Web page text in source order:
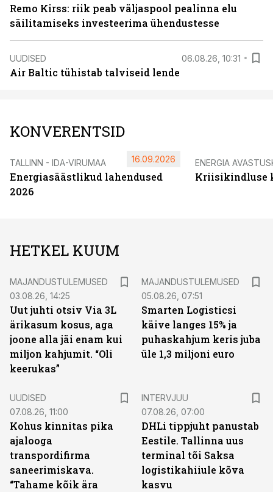
Remo Kirss: riik peab väljaspool pealinna elu
säilitamiseks investeerima ühendustesse
UUDISED 06.08.26, 10:31
Air Baltic tühistab talviseid lende
KONVERENTSID
TALLINN - IDA-VIRUMAA
Energiasäästlikud lahendused
2026
16.09.2026 ENERGIA
Kriisikindluse
HETKEL KUUM
MAJANDUSTULEMUSED
03.08.26, 14:25
Uut juhti otsiv Via 3L
ärikasum kosus, aga
joone alla jäi enam kui
miljon kahjumit. “Oli
keerukas”
MAJANDUSTULEMUSED
05.08.26, 07:51
Smarten Logisticsi
käive langes 15% ja
puhaskahjum keris juba
üle 1,3 miljoni euro
UUDISED
07.08.26, 11:00
Kohus kinnitas pika
ajalooga
transpordifirma
saneerimiskava.
“Tahame kõik ära
INTERVJUU
07.08.26, 07:00
DHLi tippjuht panustab
Eestile. Tallinna uus
terminal tõi Saksa
logistikahiiule kõva
kasvu